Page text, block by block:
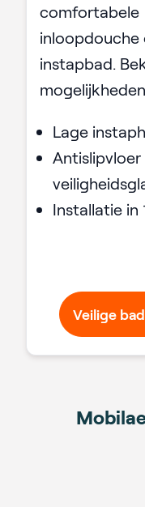
comfortabele
inloopdouche
instapbad.
Lage
Antislipvloer
Installatie in
Veilige